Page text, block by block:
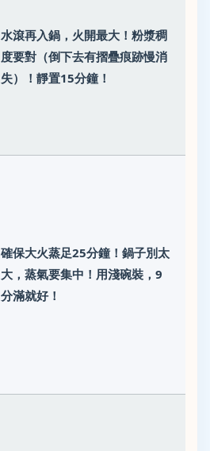
水滾再入鍋，火開最大！粉漿稠
度要對（倒下去有摺疊痕跡慢消
失）！靜置15分鐘！
確保大火蒸足25分鐘！鍋子別太
大，蒸氣要集中！用淺碗裝，9
分滿就好！